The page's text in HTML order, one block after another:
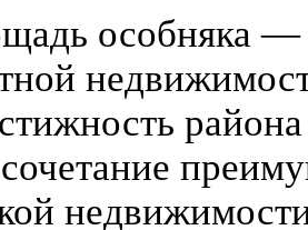
особняка —